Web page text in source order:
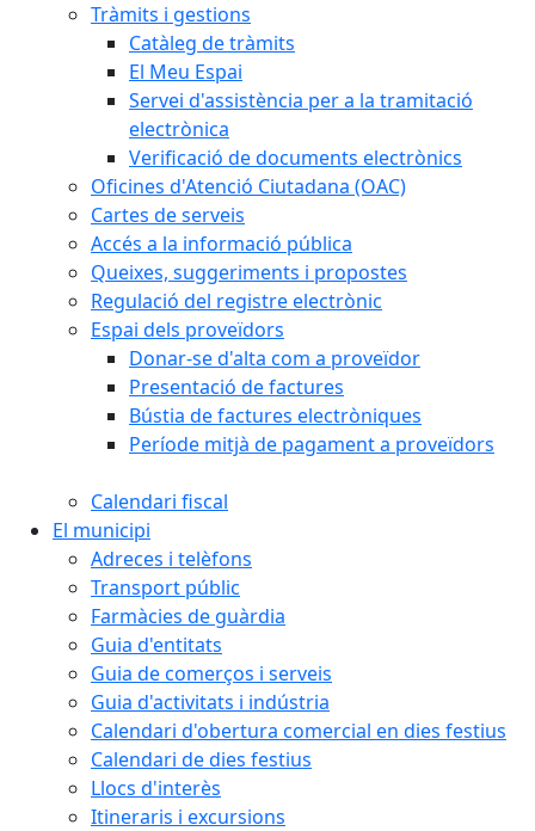
Tràmits i gestions
Catàleg de tràmits
El Meu Espai
Servei d'assistència per a la tramitació
electrònica
Verificació de documents electrònics
Oficines d'Atenció Ciutadana (OAC)
Cartes de serveis
Accés a la informació pública
Queixes, suggeriments i propostes
Regulació del registre electrònic
Espai dels proveïdors
Donar-se d'alta com a proveïdor
Presentació de factures
Bústia de factures electròniques
Període mitjà de pagament a proveïdors
Calendari fiscal
El municipi
Adreces i telèfons
Transport públic
Farmàcies de guàrdia
Guia d'entitats
Guia de comerços i serveis
Guia d'activitats i indústria
Calendari d'obertura comercial en dies festius
Calendari de dies festius
Llocs d'interès
Itineraris i excursions